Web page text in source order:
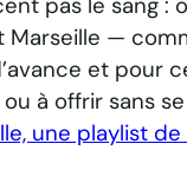
Marseille —
et pour
à offrir sans
une playlist